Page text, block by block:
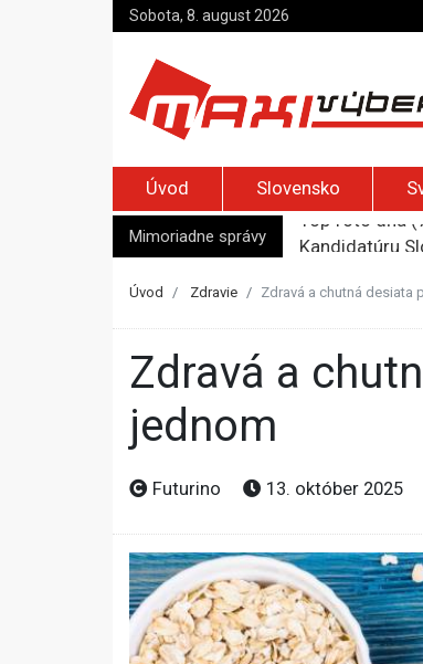
Sobota, 8. august 2026
Úvod Slovensko
Mimoriadne správy
Kandidatúru
Pápež Lev
Úvod Zdravie Zdravá a chutná desiata
Zdravá a chutná desiata pre každého: Energia, vitalita a chuť v
jednom
Futurino 13. október 2025